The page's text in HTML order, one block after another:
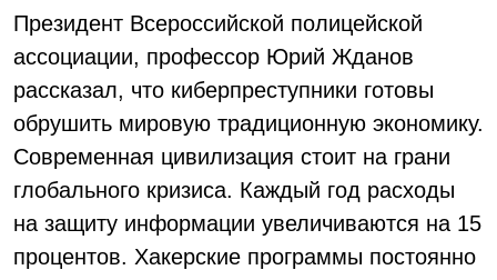
Президент Всероссийской полицейской
ассоциации, профессор Юрий Жданов
рассказал, что киберпреступники готовы
обрушить мировую традиционную экономику.
Современная цивилизация стоит на грани
глобального кризиса. Каждый год расходы
на защиту информации увеличиваются на 15
процентов. Хакерские программы постоянно